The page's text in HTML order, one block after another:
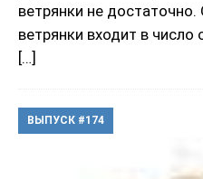
ветрянки не
ветрянки входит в
[…]
ВЫПУСК #174